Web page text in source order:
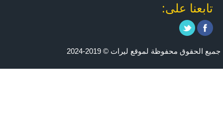
تابعنا على:
جميع الحقوق محفوظة لموقع ليرات © 2019-2024